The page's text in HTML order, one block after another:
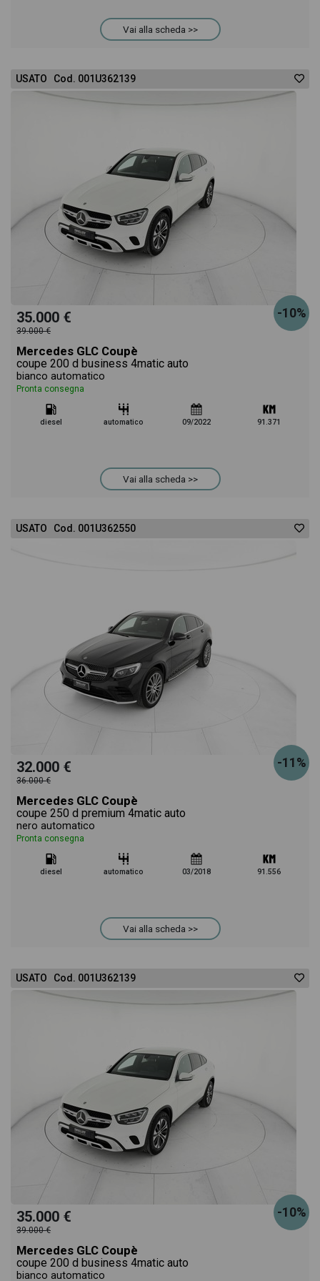
decisione di provare il veicolo o acquistarlo online!
All'interno della pagina Mercedes Classe C Coupè
250 d Automatic Coupé Premium troverai anche il
per l'acquisto del veicolo.
Vai alla scheda >>
USATO Cod. 001U362139
-10%
35.000 €
39.000 €
Mercedes GLC Coupè
coupe 200 d business 4matic auto
bianco automatico
Pronta consegna
diesel automatico 09/2022 91.371
Vai alla scheda >>
USATO Cod. 001U362550
-11%
32.000 €
36.000 €
Mercedes GLC Coupè
coupe 250 d premium 4matic auto
nero automatico
Pronta consegna
diesel automatico 03/2018 91.556
Vai alla scheda >>
USATO Cod. 001U362139
-10%
35.000 €
39.000 €
Mercedes GLC Coupè
coupe 200 d business 4matic auto
bianco automatico